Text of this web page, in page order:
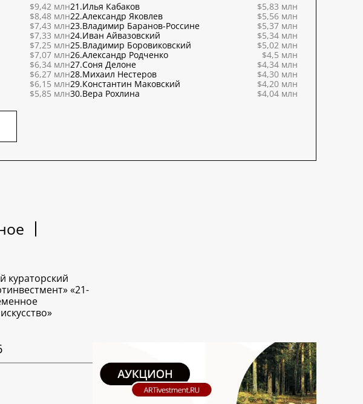
$9,42 млн
$8,48 млн
$7,43 млн
$7,33 млн
$7,25 млн
$7,07 млн
$6,34 млн
$6,27 млн
$6,15 млн
$5,85 млн
21.Илья Кабаков
$5,83 млн
22.Александр Яковлев
$5,56 млн
23.Владимир Баранов-Россине
$5,37 млн
24.Иван Айвазовский
$5,34 млн
25.Владимир Боровиковский
$5,02 млн
26.Александр Родченко
$4,5 млн
27.Соня Делоне
$4,34 млн
28.Михаил Нестеров
$4,30 млн
29.Константин Маковский
$4,20 млн
30.Вера Рохлина $4,04 млн
кураторский
«21-